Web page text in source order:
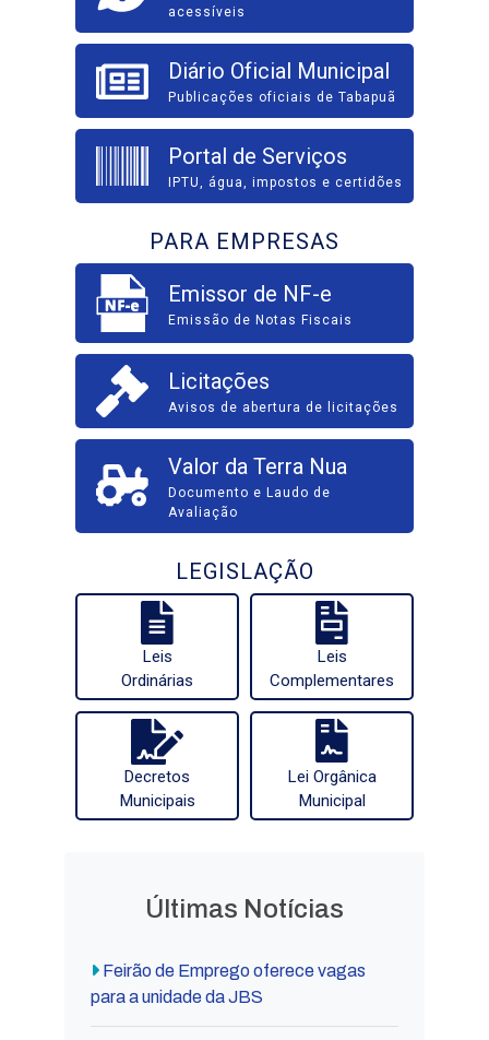
acessíveis
Diário Oficial Municipal
Publicações oficiais de Tabapuã
Portal de Serviços
IPTU, água, impostos e certidões
PARA EMPRESAS
Emissor de NF-e
Emissão de Notas Fiscais
Licitações
Avisos de abertura de licitações
Valor da Terra Nua
Documento e Laudo de
Avaliação
LEGISLAÇÃO
Leis
Ordinárias
Leis
Complementares
Decretos
Municipais
Lei Orgânica
Municipal
Últimas Notícias
Feirão de Emprego oferece vagas
para a unidade da JBS